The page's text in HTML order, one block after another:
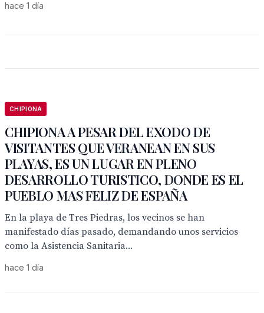
hace 1 día
CHIPIONA
CHIPIONA A PESAR DEL EXODO DE
VISITANTES QUE VERANEAN EN SUS
PLAYAS, ES UN LUGAR EN PLENO
DESARROLLO TURISTICO, DONDE ES EL
PUEBLO MAS FELIZ DE ESPAÑA
En la playa de Tres Piedras, los vecinos se han
manifestado días pasado, demandando unos servicios
como la Asistencia Sanitaria...
hace 1 día